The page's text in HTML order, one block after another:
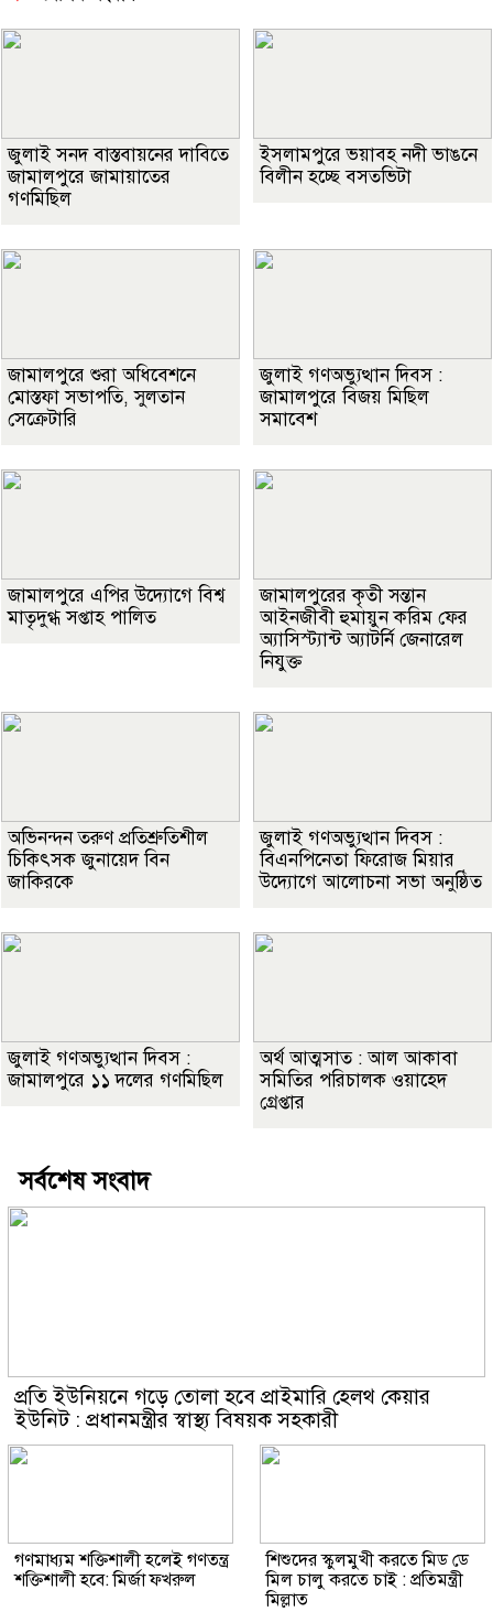
জুলাই সনদ বাস্তবায়নের দাবিতে
জামালপুরে জামায়াতের
গণমিছিল
ইসলামপুরে ভয়াবহ নদী ভাঙনে
বিলীন হচ্ছে বসতভিটা
জামালপুরে শুরা অধিবেশনে
মোস্তফা সভাপতি, সুলতান
সেক্রেটারি
জুলাই গণঅভ্যুত্থান দিবস :
জামালপুরে বিজয় মিছিল
সমাবেশ
জামালপুরে এপির উদ্যোগে বিশ্ব
মাতৃদুগ্ধ সপ্তাহ পালিত
জামালপুরের কৃতী সন্তান
আইনজীবী হুমায়ুন করিম ফের
অ্যাসিস্ট্যান্ট অ্যাটর্নি জেনারেল
নিযুক্ত
অভিনন্দন তরুণ প্রতিশ্রুতিশীল
চিকিৎসক জুনায়েদ বিন
জাকিরকে
জুলাই গণঅভ্যুত্থান দিবস :
বিএনপিনেতা ফিরোজ মিয়ার
উদ্যোগে আলোচনা সভা অনুষ্ঠিত
জুলাই গণঅভ্যুত্থান দিবস :
জামালপুরে ১১ দলের গণমিছিল
অর্থ আত্মসাত : আল আকাবা
সমিতির পরিচালক ওয়াহেদ
গ্রেপ্তার
সর্বশেষ সংবাদ
প্রতি ইউনিয়নে গড়ে তোলা হবে প্রাইমারি হেলথ কেয়ার
ইউনিট : প্রধানমন্ত্রীর স্বাস্থ্য বিষয়ক সহকারী
গণমাধ্যম শক্তিশালী হলেই গণতন্ত্র
শক্তিশালী হবে: মির্জা ফখরুল
শিশুদের স্কুলমুখী করতে মিড ডে
মিল চালু করতে চাই : প্রতিমন্ত্রী
মিল্লাত